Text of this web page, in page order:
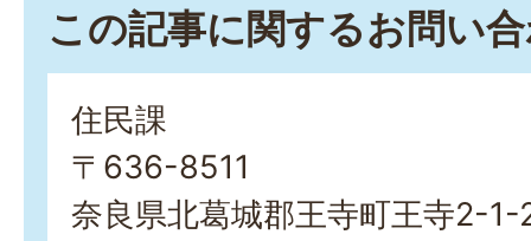
この記事に関するお問い
住民課
〒636-8511
奈良県北葛城郡王寺町王寺2-